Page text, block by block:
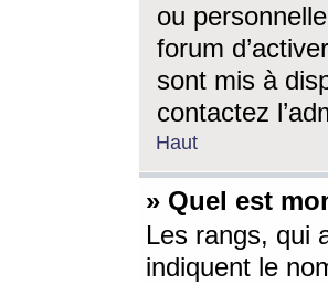
ou
forum
sont mis à
contactez
Haut
» Quel est
Les rangs, qui
indiquent le